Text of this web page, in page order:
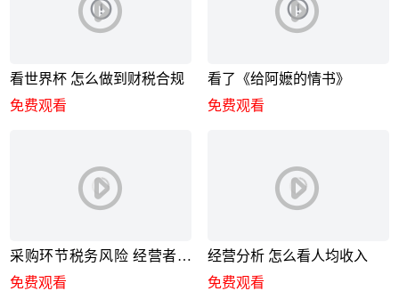
看世界杯 怎么做到财税合规
免费观看
看了《给阿嬷的情书》
免费观看
采购环节税务风险 经营者必
看
免费观看
经营分析 怎么看人均收入
免费观看